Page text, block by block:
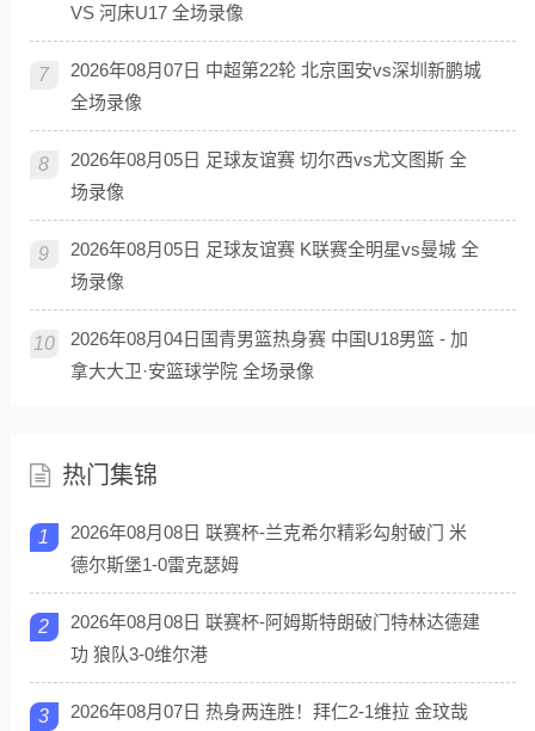
VS 河床U17 全场录像
7
2026年08月07日 中超第22轮 北京国安vs深圳新鹏城
全场录像
8
2026年08月05日 足球友谊赛 切尔西vs尤文图斯 全
场录像
9
2026年08月05日 足球友谊赛 K联赛全明星vs曼城 全
场录像
10
2026年08月04日国青男篮热身赛 中国U18男篮 - 加
拿大大卫·安篮球学院 全场录像
热门集锦
1
2026年08月08日 联赛杯-兰克希尔精彩勾射破门 米
德尔斯堡1-0雷克瑟姆
2
2026年08月08日 联赛杯-阿姆斯特朗破门特林达德建
功 狼队3-0维尔港
3
2026年08月07日 热身两连胜！拜仁2-1维拉 金玟哉